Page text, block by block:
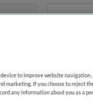
Dienstverband
to improve website
marketing. If you choose to reject
any information about you as a